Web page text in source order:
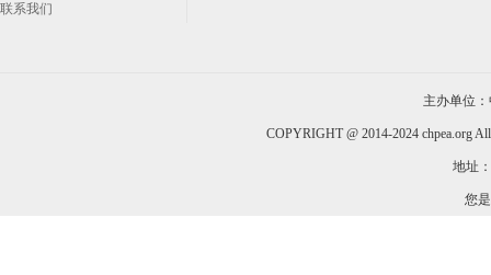
联系我们
主办单位
COPYRIGHT @ 2014-2024 chpea.org
地址
您